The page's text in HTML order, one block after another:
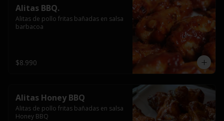
Alitas BBQ.
Alitas de pollo fritas bañadas en salsa
barbacoa
$8.990
Alitas Honey BBQ
Alitas de pollo fritas bañadas en salsa
Honey BBQ